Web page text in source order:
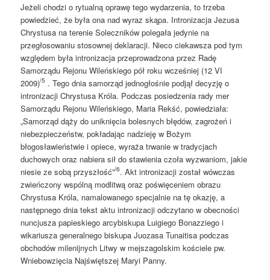
Jeżeli chodzi o rytualną oprawę tego wydarzenia, to trzeba
powiedzieć, że była ona nad wyraz skąpa. Intronizacja Jezusa
Chrystusa na terenie Soleczników polegała jedynie na
przegłosowaniu stosownej deklaracji. Nieco ciekawsza pod tym
względem była intronizacja przeprowadzona przez Radę
Samorządu Rejonu Wileńskiego pół roku wcześniej (12 VI
2009)/5 . Tego dnia samorząd jednogłośnie podjął decyzję o
intronizacji Chrystusa Króla. Podczas posiedzenia rady mer
Samorządu Rejonu Wileńskiego, Maria Rekść, powiedziała:
„Samorząd dąży do uniknięcia bolesnych błędów, zagrożeń i
niebezpieczeństw, pokładając nadzieję w Bożym
błogosławieństwie i opiece, wyraża trwanie w tradycjach
duchowych oraz nabiera sił do stawienia czoła wyzwaniom, jakie
niesie ze sobą przyszłość”/6. Akt intronizacji został wówczas
zwieńczony wspólną modlitwą oraz poświęceniem obrazu
Chrystusa Króla, namalowanego specjalnie na tę okazję, a
następnego dnia tekst aktu intronizacji odczytano w obecności
nuncjusza papieskiego arcybiskupa Luigiego Bonazziego i
wikariusza generalnego biskupa Juozasa Tunaitisa podczas
obchodów milenijnych Litwy w mejszagolskim kościele pw.
Wniebowzięcia Najświętszej Maryi Panny.